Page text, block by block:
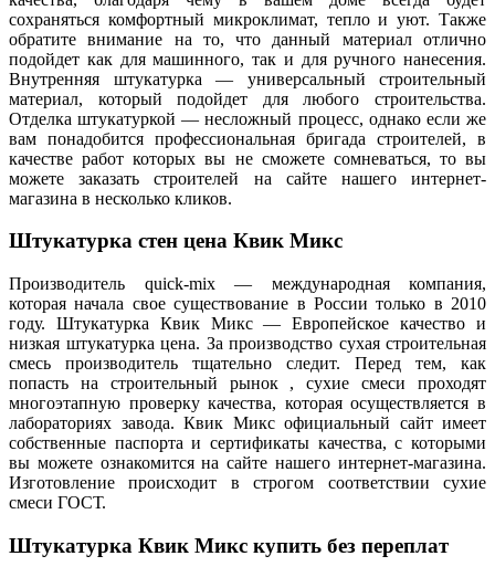
сохраняться комфортный микроклимат, тепло и уют. Также
обратите внимание на то, что данный материал отлично
подойдет как для машинного, так и для ручного нанесения.
Внутренняя штукатурка — универсальный строительный
материал, который подойдет для любого строительства.
Отделка штукатуркой — несложный процесс, однако если же
вам понадобится профессиональная бригада строителей, в
качестве работ которых вы не сможете сомневаться, то вы
можете заказать строителей на сайте нашего интернет-
магазина в несколько кликов.
Штукатурка стен цена Квик Микс
Производитель quick-mix — международная компания,
которая начала свое существование в России только в 2010
году. Штукатурка Квик Микс — Европейское качество и
низкая штукатурка цена. За производство сухая строительная
смесь производитель тщательно следит. Перед тем, как
попасть на строительный рынок , сухие смеси проходят
многоэтапную проверку качества, которая осуществляется в
лабораториях завода. Квик Микс официальный сайт имеет
собственные паспорта и сертификаты качества, с которыми
вы можете ознакомится на сайте нашего интернет-магазина.
Изготовление происходит в строгом соответствии сухие
смеси ГОСТ.
Штукатурка Квик Микс купить без переплат